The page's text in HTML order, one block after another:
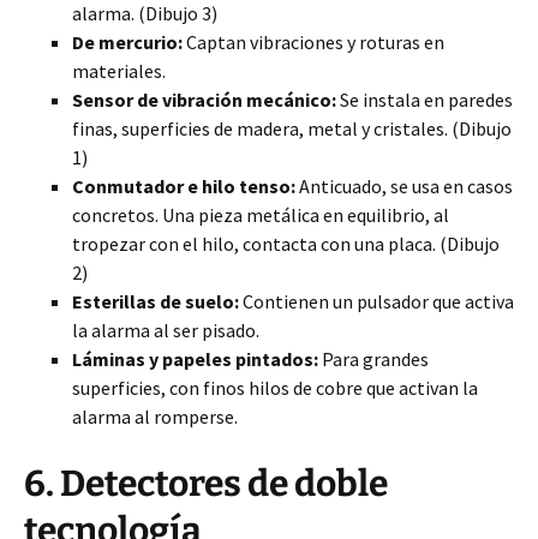
alarma. (Dibujo 3)
De mercurio:Captan vibraciones y roturas en
materiales.
Sensor de vibración mecánico:Se instala en paredes
finas, superficies de madera, metal y cristales. (Dibujo
1)
Conmutador e hilo tenso:Anticuado, se usa en casos
concretos. Una pieza metálica en equilibrio, al
tropezar con el hilo, contacta con una placa. (Dibujo
2)
Esterillas de suelo:Contienen un pulsador que activa
la alarma al ser pisado.
Láminas y papeles pintados: Para grandes
superficies, con finos hilos de cobre que activan la
alarma al romperse.
6. Detectores de doble